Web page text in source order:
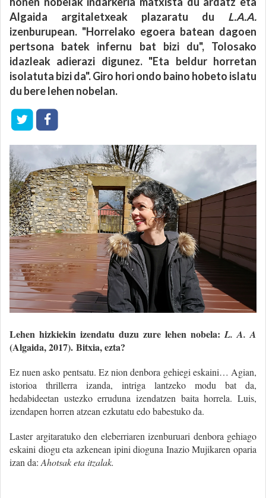
Algaida argitaletxeak plazaratu du L.A.A.
izenburupean. "Horrelako egoera batean dagoen
pertsona batek infernu bat bizi du", Tolosako
idazleak adierazi digunez. "Eta beldur horretan
isolatuta bizi da". Giro hori ondo baino hobeto islatu
du bere lehen nobelan.
Lehen hizkiekin izendatu duzu zure lehen nobela: L. A. A
(Algaida, 2017). Bitxia, ezta?
Ez nuen asko pentsatu. Ez nion denbora gehiegi eskaini… Agian,
istorioa thrillerra izanda, intriga lantzeko modu bat da,
hedabideetan ustezko erruduna izendatzen baita horrela. Luis,
izendapen horren atzean ezkutatu edo babestuko da.
Laster argitaratuko den eleberriaren izenburuari denbora gehiago
eskaini diogu eta azkenean ipini dioguna Inazio Mujikaren oparia
izan da: Ahotsak eta itzalak.